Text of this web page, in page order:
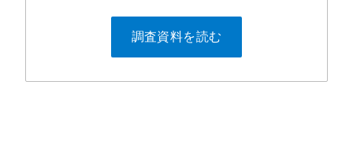
調査資料を読む